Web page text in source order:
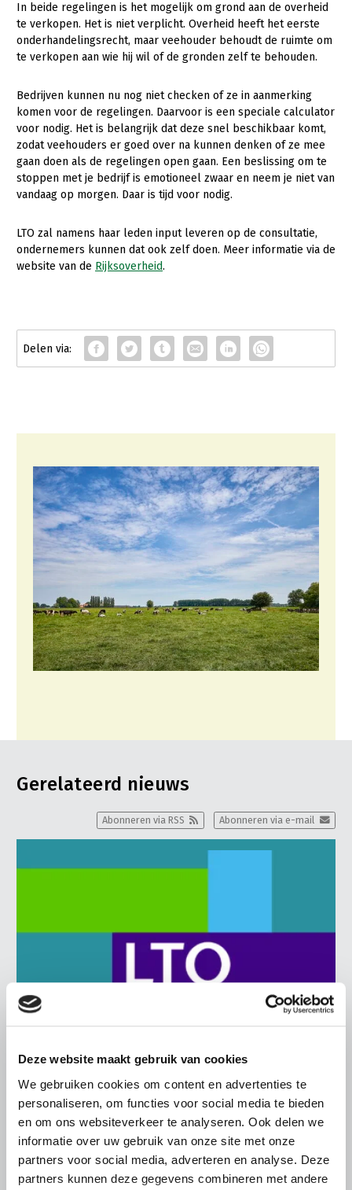
Deze website maakt gebruik van cookies
We gebruiken cookies om content en advertenties te
personaliseren, om functies voor social media te bieden
en om ons websiteverkeer te analyseren. Ook delen we
informatie over uw gebruik van onze site met onze
partners voor social media, adverteren en analyse. Deze
partners kunnen deze gegevens combineren met andere
Contact
In beide regelingen is het mogelijk om grond aan de overheid
te verkopen. Het is niet verplicht. Overheid heeft het eerste
onderhandelingsrecht, maar veehouder behoudt de ruimte om
te verkopen aan wie hij wil of de gronden zelf te behouden.
Bedrijven kunnen nu nog niet checken of ze in aanmerking
komen voor de regelingen. Daarvoor is een speciale calculator
voor nodig. Het is belangrijk dat deze snel beschikbaar komt,
zodat veehouders er goed over na kunnen denken of ze mee
gaan doen als de regelingen open gaan. Een beslissing om te
stoppen met je bedrijf is emotioneel zwaar en neem je niet van
vandaag op morgen. Daar is tijd voor nodig.
LTO zal namens haar leden input leveren op de consultatie,
ondernemers kunnen dat ook zelf doen. Meer informatie via de
website van de Rijksoverheid.
Gerelateerd nieuws
Abonneren via e-mail
Abonneren via RSS
BELANGRIJKE INFORMATIE
6 AUGUSTUS 2026
LTO sluit aan bij demonstratie tegen
dreigende onteigening
pluimveehouders